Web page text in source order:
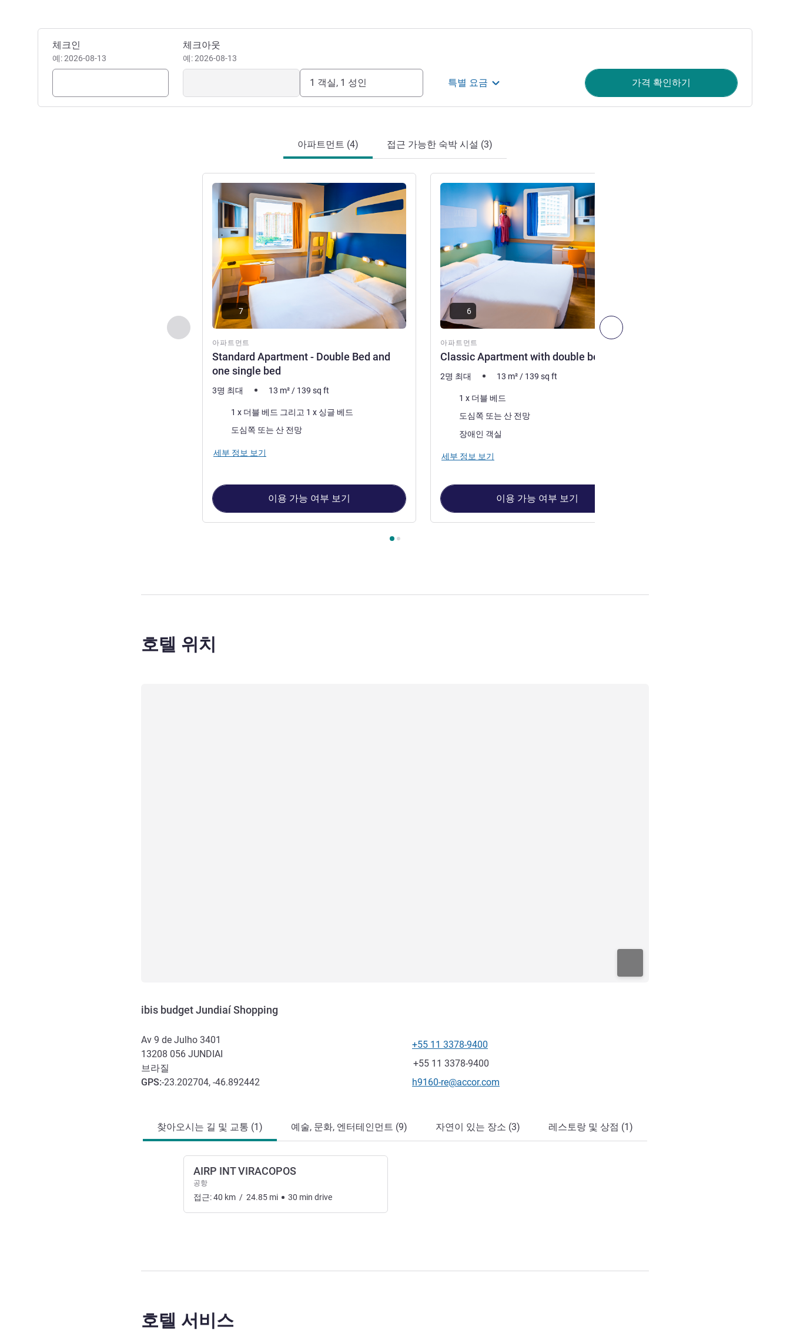
이 호텔 예약하기
체크인
예: 2026-08-13
체크아웃
예: 2026-08-13
1 객실, 1 성인 특별 요금 가격 확인하기
아파트먼트 (4) 접근 가능한 숙박 시설 (3)
이전 - 아파트먼트 다음 - 아파트먼트
아파트먼트
Standard Apartment - Double Bed and
one single bed
세부 정보 보기
7
3명 최대 13 m² / 139 sq ft
1 x 더블 베드 그리고 1 x 싱글 베드
도심쪽 또는 산 전망
세부 정보 보기
이용 가능 여부 보기
아파트먼트
Classic Apartment with double bed.
세부 정보 보기
6
2명 최대 13 m² / 139 sq ft
1 x 더블 베드
도심쪽 또는 산 전망
장애인 객실
세부 정보 보기
이용 가능 여부 보기
호텔 위치
ibis budget Jundiaí Shopping
Av 9 de Julho 3401
13208 056 JUNDIAI
브라질
GPS:-23.202704, -46.892442
전화
+55 11 3378-9400
팩스
+55 11 3378-9400
E-mail
h9160-re@accor.com
찾아오시는 길 및 교통 (1) 예술, 문화, 엔터테인먼트 (9) 자연이 있는 장소 (3) 레스토랑 및 상점 (1)
AIRP INT VIRACOPOS
공항
접근:40 km / 24.85 mi 30 min drive
호텔 서비스